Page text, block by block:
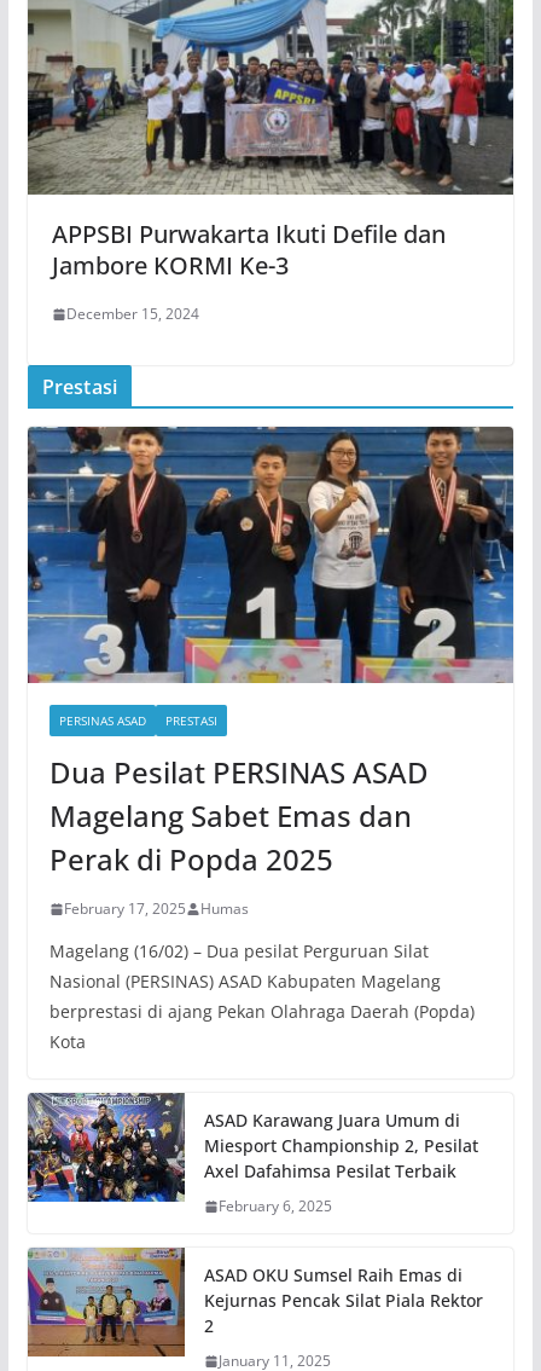
APPSBI Purwakarta Ikuti Defile dan
Jambore KORMI Ke-3
December 15, 2024
Prestasi
PERSINAS ASAD PRESTASI
Dua Pesilat PERSINAS ASAD
Magelang Sabet Emas dan
Perak di Popda 2025
February 17, 2025 Humas
Magelang (16/02) – Dua pesilat Perguruan Silat
Nasional (PERSINAS) ASAD Kabupaten Magelang
berprestasi di ajang Pekan Olahraga Daerah (Popda)
Kota
ASAD Karawang Juara Umum di
Miesport Championship 2, Pesilat
Axel Dafahimsa Pesilat Terbaik
February 6, 2025
ASAD OKU Sumsel Raih Emas di
Kejurnas Pencak Silat Piala Rektor
2
January 11, 2025